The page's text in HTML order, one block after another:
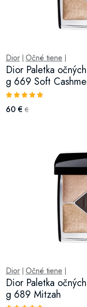
Dior Očné tiene
Dior Paletka
g 669 Soft
60 € €
Dior Očné tiene
Dior Paletka
g 689 Mitzah